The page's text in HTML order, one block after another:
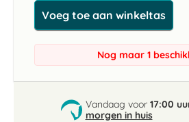
Voeg toe aan winkeltas
Nog maar 1
Vandaag voor 17:00
morgen in huis